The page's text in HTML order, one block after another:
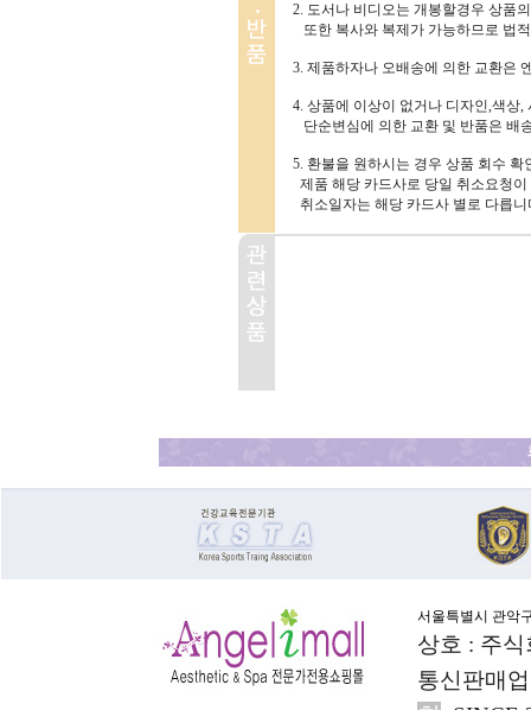
2. 도서나 비디오는 개봉할경우 상품
또한 복사와 복제가 가능하므로 법
3. 제품하자나 오배송에 의한 교환은
4. 상품에 이상이 없거나 디자인,색상
단순변심에 의한 교환 및 반품은 배
5. 환불을 원하시는 경우 상품 회수
제품 해당 카드사로 당일 취소요청이
취소일자는 해당 카드사 별로 다릅니
서울특별시 관악
상호 : 주
통신판매